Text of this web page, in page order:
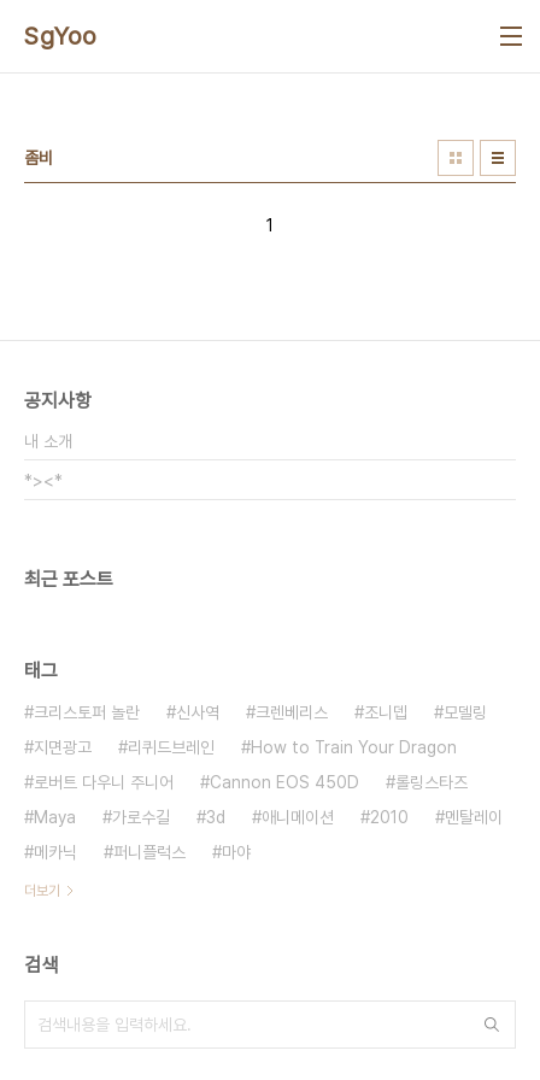
SgYoo
좀비
1
공지사항
내 소개
*><*
최근 포스트
태그
크리스토퍼 놀란 신사역 크렌베리스 조니뎁
모델링
지면광고
리퀴드브레인
How to Train Your Dragon
로버트 다우니 주니어
Cannon EOS 450D
롤링스타즈
Maya
가로수길 3d 애니메이션 2010
멘탈레이
메카닉
퍼니플럭스 마야
더보기
검색